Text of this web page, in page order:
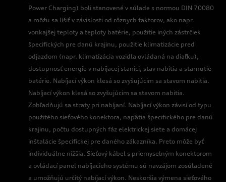
Power Charging) boli stanovené v súlade s normou DIN 70080
a môžu sa líšiť v závislosti od rôznych faktorov, ako napr.
vonkajšej teploty a teploty batérie, použitie iných zástrčiek
špecifických pre danú krajinu, použitie klimatizácie pred
odjazdom (napr. klimatizácia vozidla ovládaná na diaľku),
dostupnosť energie v nabíjacej stanici, stav nabitia a starnutie
batérie. Nabíjací výkon klesá so zvyšujúcim sa stavom nabitia.
Nabíjací výkon klesá so zvyšujúcim sa stavom nabitia.
Zohľadňujú sa straty pri nabíjaní. Nabíjací výkon závisí od typu
použitého sieťového konektora, napätia špecifického pre danú
krajinu, počtu dostupných fáz elektrickej siete a domácej
inštalácie špecifickej pre daného zákazníka. Preto môže byť
individuálne nižšia. Sieťový kábel s priemyselným konektorom
a ovládací panel nabíjacieho systému sú navzájom zosúladené
a umožňujú určitý nabíjací výkon. Neskoršia výmena sieťového